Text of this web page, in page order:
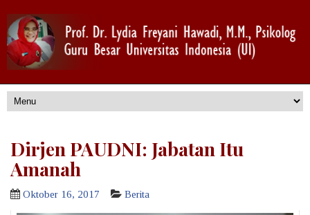
Dirjen PAUDNI: Jabatan Itu
Amanah
Oktober 16, 2017 Berita